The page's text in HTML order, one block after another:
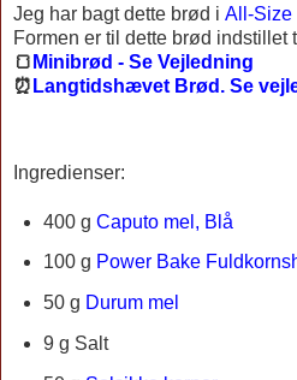
Jeg har bagt dette brød i All-Size
Formen er til dette brød indstillet
🍞 Minibrød - Se Vejledning
⏰ Langtidshævet Brød. Se
Ingredienser:
400 g Caputo mel, Blå
100 g Power Bake
50 g Durum mel
9 g Salt